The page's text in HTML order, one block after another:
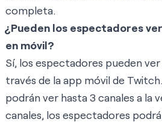
completa.
¿Pueden los espectadores
en móvil?
Sí, los espectadores pueden
través de la app móvil de
podrán ver hasta 3 canales a la
canales, los espectadores